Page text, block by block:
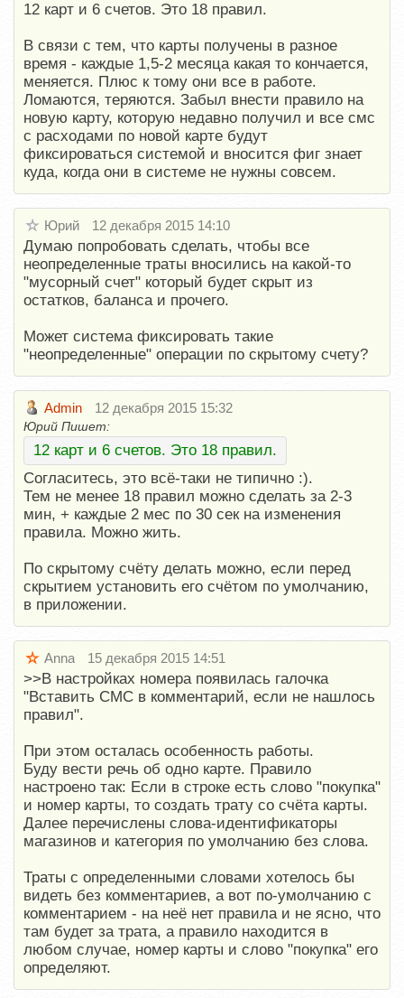
12 карт и 6 счетов. Это 18 правил.
В связи с тем, что карты получены в разное
время - каждые 1,5-2 месяца какая то кончается,
меняется. Плюс к тому они все в работе.
Ломаются, теряются. Забыл внести правило на
новую карту, которую недавно получил и все смс
с расходами по новой карте будут
фиксироваться системой и вносится фиг знает
куда, когда они в системе не нужны совсем.
Юрий 12 декабря 2015 14:10
Думаю попробовать сделать, чтобы все
неопределенные траты вносились на какой-то
"мусорный счет" который будет скрыт из
остатков, баланса и прочего.
Может система фиксировать такие
"неопределенные" операции по скрытому счету?
Admin 12 декабря 2015 15:32
Юрий Пишет:
12 карт и 6 счетов. Это 18 правил.
Согласитесь, это всё-таки не типично :).
Тем не менее 18 правил можно сделать за 2-3
мин, + каждые 2 мес по 30 сек на изменения
правила. Можно жить.
По скрытому счёту делать можно, если перед
скрытием установить его счётом по умолчанию,
в приложении.
Anna 15 декабря 2015 14:51
>>В настройках номера появилась галочка
"Вставить СМС в комментарий, если не нашлось
правил".
При этом осталась особенность работы.
Буду вести речь об одно карте. Правило
настроено так: Если в строке есть слово "покупка"
и номер карты, то создать трату со счёта карты.
Далее перечислены слова-идентификаторы
магазинов и категория по умолчанию без слова.
Траты с определенными словами хотелось бы
видеть без комментариев, а вот по-умолчанию с
комментарием - на неё нет правила и не ясно, что
там будет за трата, а правило находится в
любом случае, номер карты и слово "покупка" его
определяют.